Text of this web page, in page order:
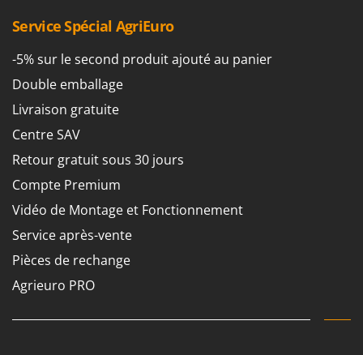
Service Spécial AgriEuro
-5% sur le second produit ajouté au panier
Double emballage
Livraison gratuite
Centre SAV
Retour gratuit sous 30 jours
Compte Premium
Vidéo de Montage et Fonctionnement
Service après-vente
Pièces de rechange
Agrieuro PRO